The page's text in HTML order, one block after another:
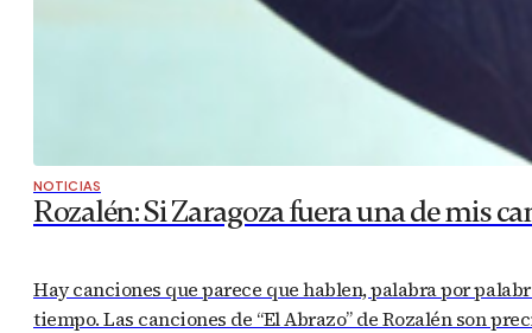
NOTICIAS
Rozalén: Si Zaragoza fuera una de mis
Hay canciones que parece que hablen, palabra por
tiempo. Las canciones de “El Abrazo” de Rozalén son